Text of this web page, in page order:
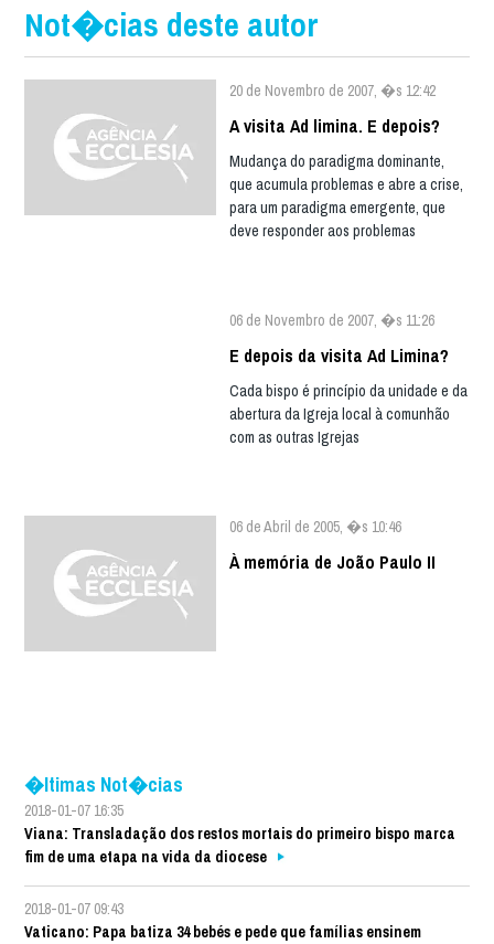
Not�cias deste autor
20 de Novembro de 2007, �s 12:42
A visita Ad limina. E depois?
Mudança do paradigma dominante,
que acumula problemas e abre a crise,
para um paradigma emergente, que
deve responder aos problemas
06 de Novembro de 2007, �s 11:26
E depois da visita Ad Limina?
Cada bispo é princípio da unidade e da
abertura da Igreja local à comunhão
com as outras Igrejas
06 de Abril de 2005, �s 10:46
À memória de João Paulo II
�ltimas Not�cias
2018-01-07 16:35
Viana: Transladação dos restos mortais do primeiro bispo marca
fim de uma etapa na vida da diocese
2018-01-07 09:43
Vaticano: Papa batiza 34 bebés e pede que famílias ensinem